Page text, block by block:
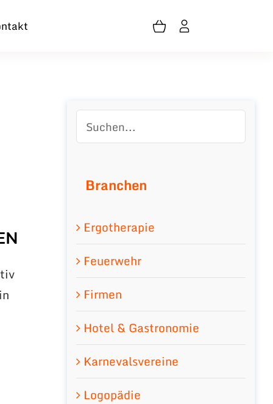
Branchen
Ergotherapie
Feuerwehr
Firmen
Hotel & Gastronomie
Karnevalsvereine
Logopädie